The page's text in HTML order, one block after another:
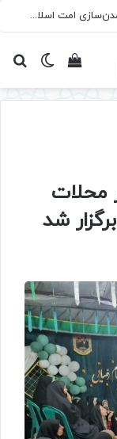
سروده‌ «اربعین»؛ روایت حماسه، استقامت و تمدن‌سازی امت اسلامی
تغییرمشاهده
محلات
شد